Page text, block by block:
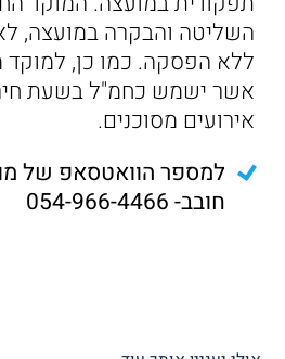
השליטה והבקרה במועצה,
ללא הפסקה. כמו כן, למוקד
אשר ישמש כחמ"ל בשעת
אירועים מסוכנים.
למספר הוואטסאפ של
חובב- 054-966-4466